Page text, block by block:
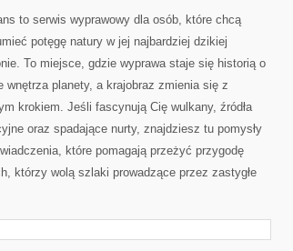
to serwis wyprawowy dla osób, które chcą
potęgę natury w jej najbardziej dzikiej
To miejsce, gdzie wyprawa staje się historią o
wnętrza planety, a krajobraz zmienia się z
krokiem. Jeśli fascynują Cię wulkany, źródła
oraz spadające nurty, znajdziesz tu pomysły
które pomagają przeżyć przygodę
którzy wolą szlaki prowadzące przez zastygłe